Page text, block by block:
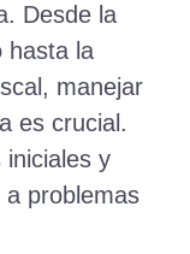
Desde la
hasta la
manejar
es crucial.
iniciales y
problemas